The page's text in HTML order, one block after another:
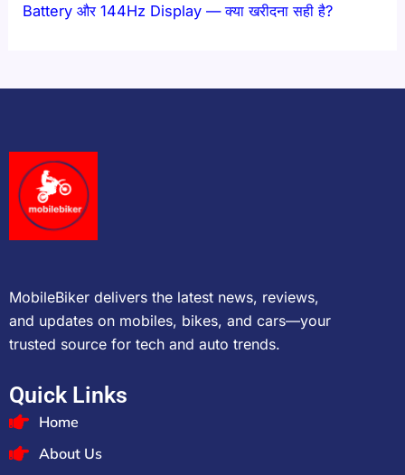
Battery और 144Hz Display — क्या खरीदना सही है?
MobileBiker delivers the latest news, reviews,
and updates on mobiles, bikes, and cars—your
trusted source for tech and auto trends.
Quick Links
Home
About Us